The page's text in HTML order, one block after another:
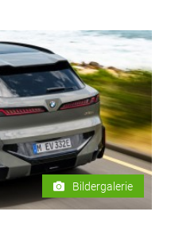
Bildergalerie